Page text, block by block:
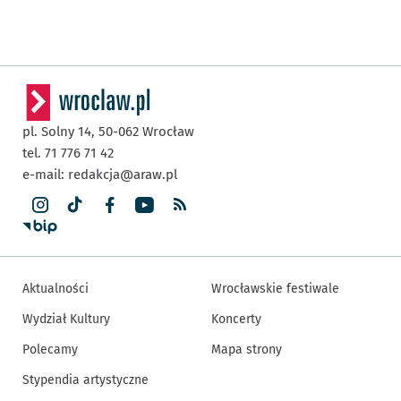
pl. Solny 14, 50-062 Wrocław
tel. 71 776 71 42
e-mail: redakcja@araw.pl
Aktualności
Wydział Kultury
Polecamy
Stypendia artystyczne
Wrocławskie festiwale
Koncerty
Mapa strony